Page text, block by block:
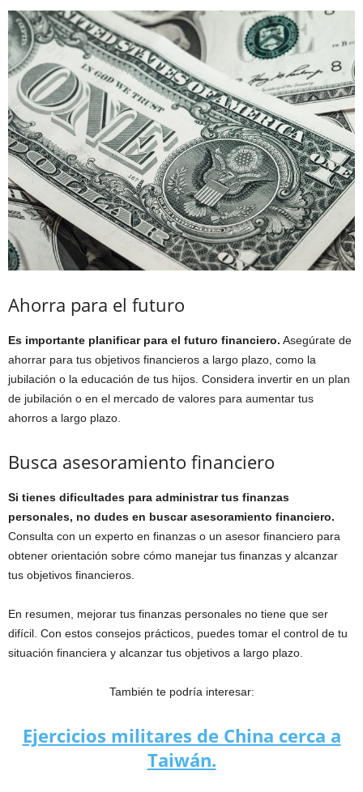
Ahorra para el futuro
Es importante planificar para el futuro financiero. Asegúrate de
ahorrar para tus objetivos financieros a largo plazo, como la
jubilación o la educación de tus hijos. Considera invertir en un plan
de jubilación o en el mercado de valores para aumentar tus
ahorros a largo plazo.
Busca asesoramiento financiero
Si tienes dificultades para administrar tus finanzas
personales, no dudes en buscar asesoramiento financiero.
Consulta con un experto en finanzas o un asesor financiero para
obtener orientación sobre cómo manejar tus finanzas y alcanzar
tus objetivos financieros.
En resumen, mejorar tus finanzas personales no tiene que ser
difícil. Con estos consejos prácticos, puedes tomar el control de tu
situación financiera y alcanzar tus objetivos a largo plazo.
También te podría interesar:
Ejercicios militares de China cerca a
Taiwán.